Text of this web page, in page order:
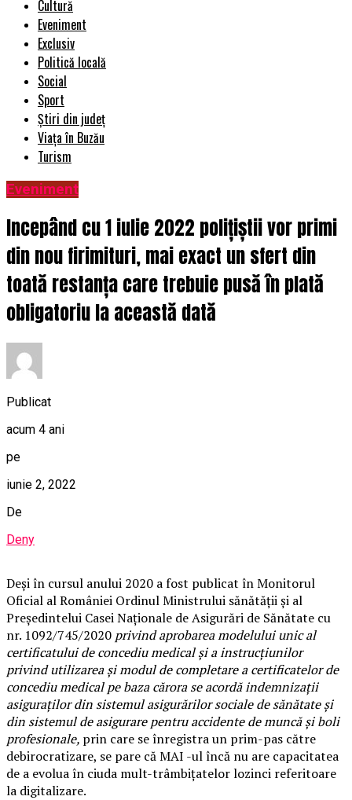
Cultură
Eveniment
Exclusiv
Politică locală
Social
Sport
Știri din județ
Viața în Buzău
Turism
Eveniment
Incepând cu 1 iulie 2022 polițiștii vor primi
din nou firimituri, mai exact un sfert din
toată restanța care trebuie pusă în plată
obligatoriu la această dată
Publicat
acum 4 ani
pe
iunie 2, 2022
De
Deny
Deși în cursul anului 2020 a fost publicat în Monitorul
Oficial al României Ordinul Ministrului sănătății și al
Președintelui Casei Naționale de Asigurări de Sănătate cu
nr. 1092/745/2020 privind aprobarea modelului unic al
certificatului de concediu medical și a instrucțiunilor
privind utilizarea și modul de completare a certificatelor de
concediu medical pe baza cărora se acordă indemnizații
asiguraților din sistemul asigurărilor sociale de sănătate și
din sistemul de asigurare pentru accidente de muncă și boli
profesionale, prin care se înregistra un prim-pas către
debirocratizare, se pare că MAI -ul încă nu are capacitatea
de a evolua în ciuda mult-trâmbițatelor lozinci referitoare
la digitalizare.